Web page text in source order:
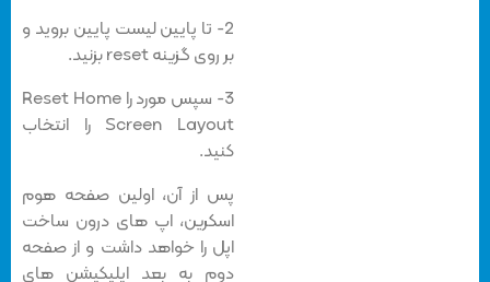
2- تا پایین لیست پایین بروید و
بر روی گزینه reset بزنید.
3- سپس مورد را Reset Home
Screen Layout را انتخاب
کنید.
پس از آن، اولین صفحه هوم
اسکرین، اپ های درون ساخت
اپل را خواهد داشت و از صفحه
دوم به بعد اپلیکیشن های